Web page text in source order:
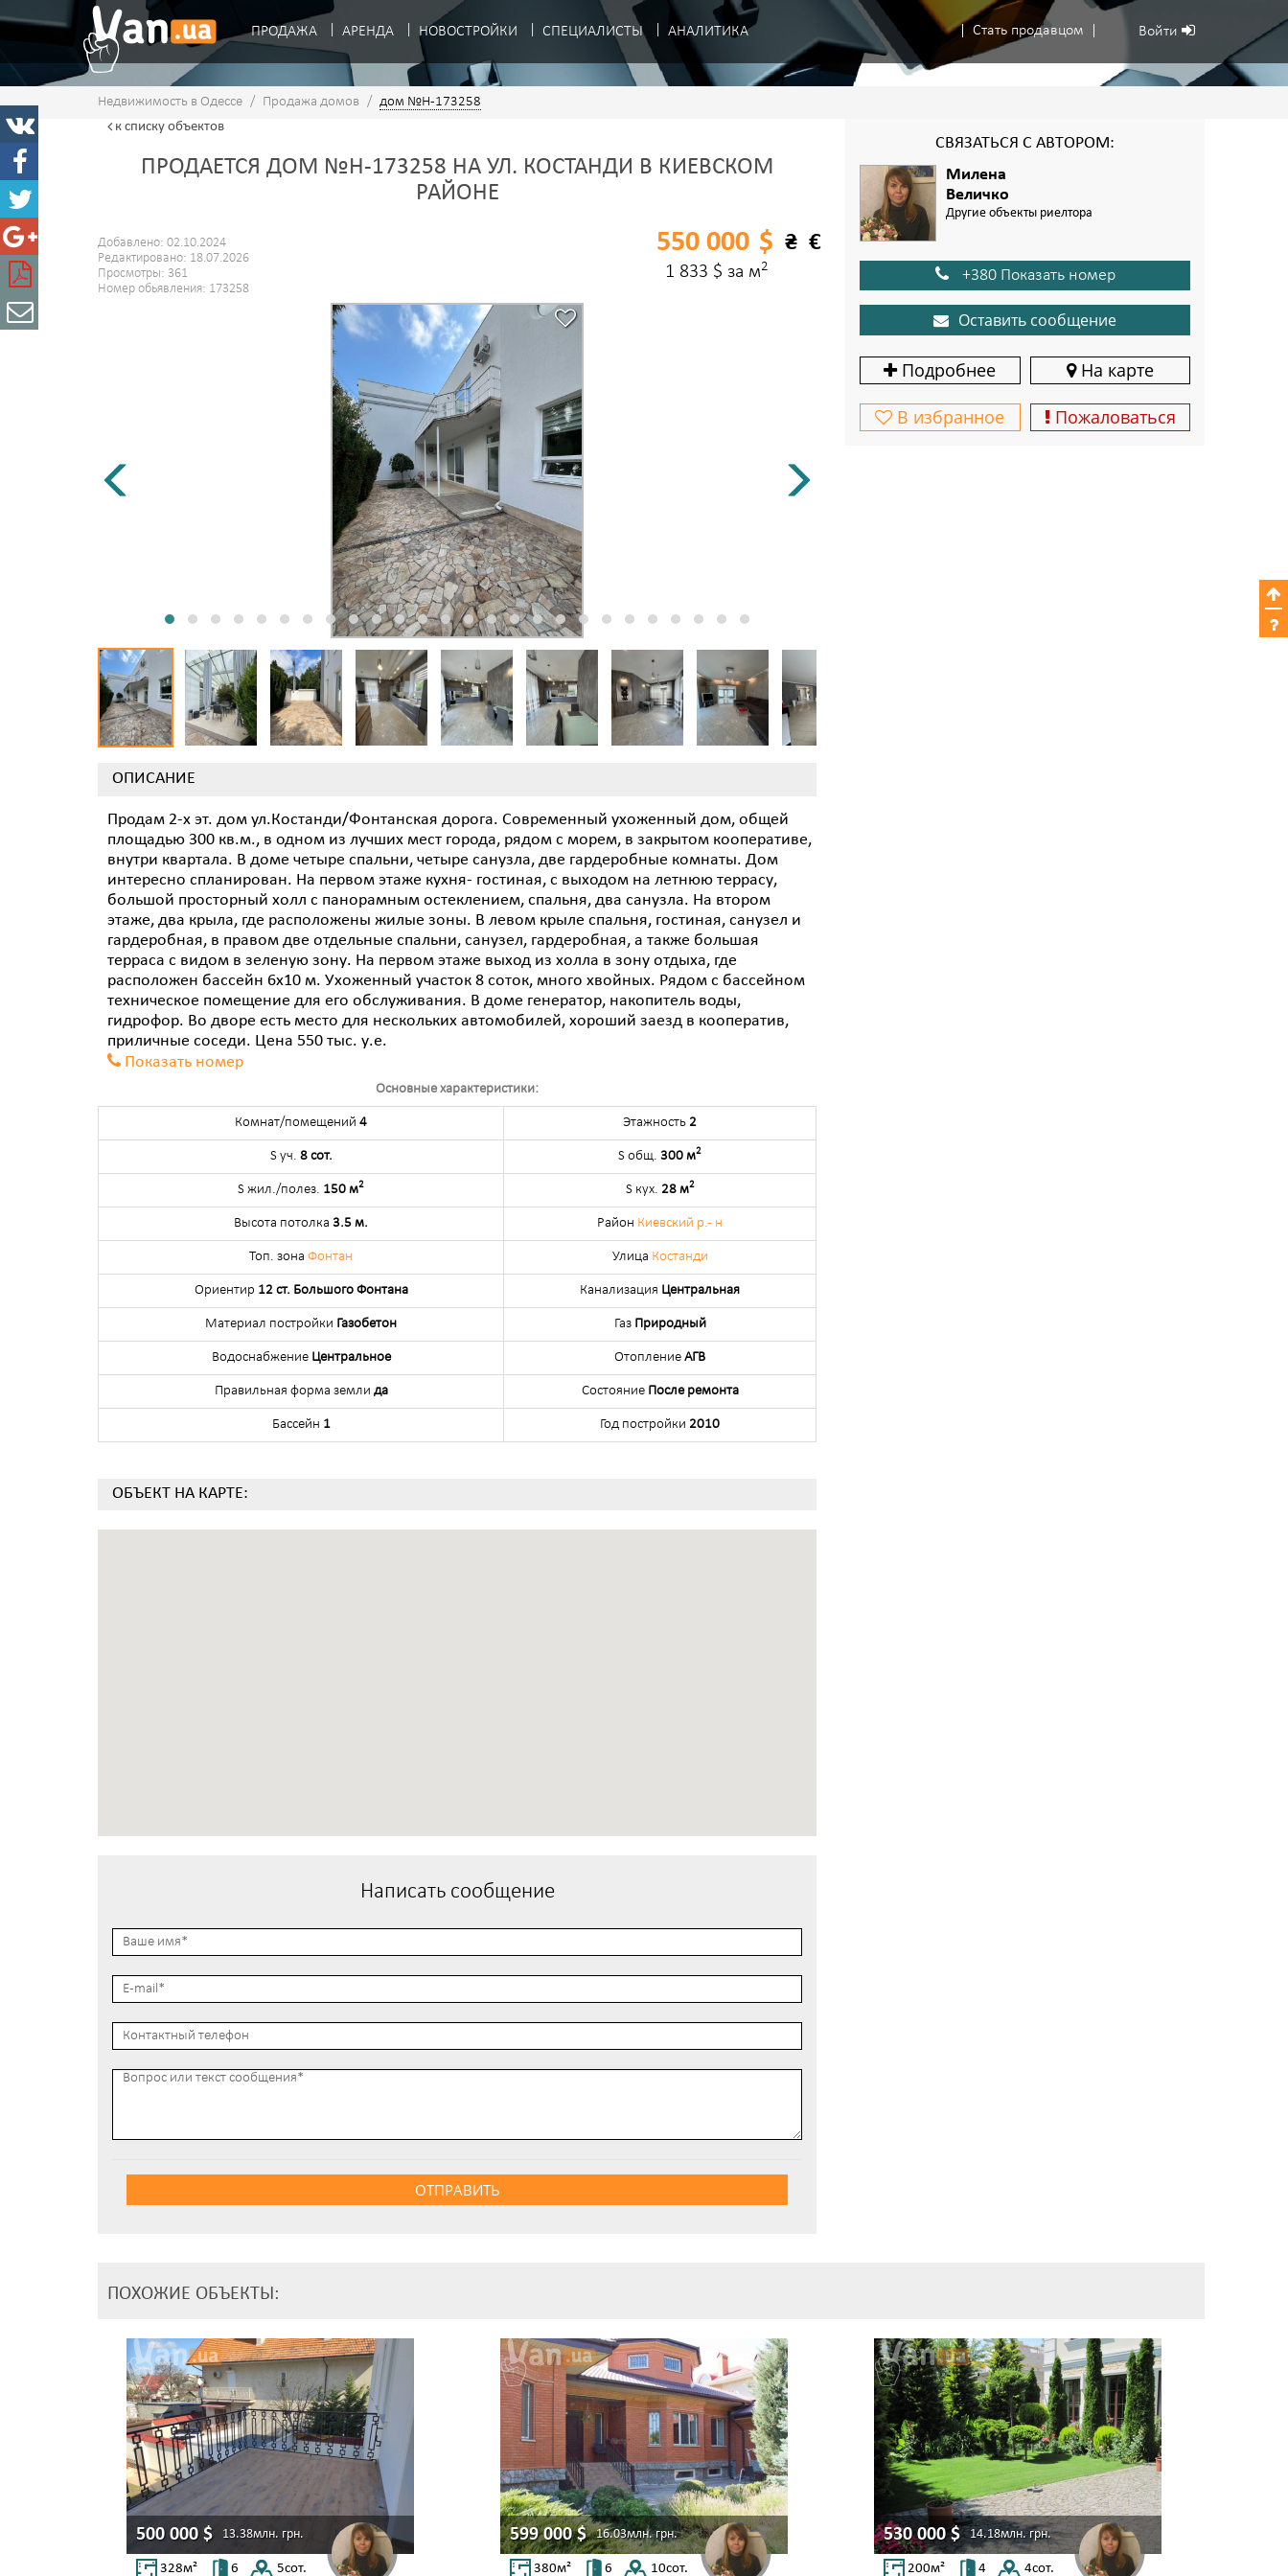
Стать продавцом Войти
ПРОДАЖА АРЕНДА НОВОСТРОЙКИ СПЕЦИАЛИСТЫ АНАЛИТИКА
Недвижимость в Одессе / Продажа домов / дом №H-173258
к спискуобъектов
ПРОДАЕТСЯ ДОМ №H-173258 НА УЛ. КОСТАНДИ В КИЕВСКОМ
РАЙОНЕ
Добавлено: 02.10.2024
Редактировано: 18.07.2026
Просмотры: 361
Номер обьявления: 173258
$ ₴ €
550 000
1 833 $ за м2
ОПИСАНИЕ
Продам 2-х эт. дом ул.Костанди/Фонтанская дорога. Современный ухоженный дом, общей
площадью 300 кв.м., в одном из лучших мест города, рядом с морем, в закрытом кооперативе,
внутри квартала. В доме четыре спальни, четыре санузла, две гардеробные комнаты. Дом
интересно спланирован. На первом этаже кухня- гостиная, с выходом на летнюю террасу,
большой просторный холл с панорамным остеклением, спальня, два санузла. На втором
этаже, два крыла, где расположены жилые зоны. В левом крыле спальня, гостиная, санузел и
гардеробная, в правом две отдельные спальни, санузел, гардеробная, а также большая
терраса с видом в зеленую зону. На первом этаже выход из холла в зону отдыха, где
расположен бассейн 6х10 м. Ухоженный участок 8 соток, много хвойных. Рядом с бассейном
техническое помещение для его обслуживания. В доме генератор, накопитель воды,
гидрофор. Во дворе есть место для нескольких автомобилей, хороший заезд в кооператив,
приличные соседи. Цена 550 тыс. у.е.
Показать номер
Основные характеристики:
Комнат/помещений 4 Этажность 2
S уч. 8 сот. S общ. 300 м2
S жил./полез. 150 м2 S кух. 28 м2
Высота потолка 3.5 м. Район Киевский р.- н
Топ. зона Фонтан Улица Костанди
Ориентир 12 ст. Большого Фонтана Канализация Центральная
Материал постройки Газобетон Газ Природный
Водоснабжение Центральное Отопление АГВ
Правильная форма земли да Состояние После ремонта
Бассейн 1 Год постройки 2010
ОБЪЕКТ НА КАРТЕ:
Написать сообщение
ОТПРАВИТЬ
СВЯЗАТЬСЯ С АВТОРОМ:
Милена
Величко
Другие объекты риелтора
+380 Показать номер
Оставить сообщение
Подробнее На карте
В избранное Пожаловаться
ПОХОЖИЕ ОБЪЕКТЫ:
500 000$ 13.38млн. грн.
328м² 6 5сот.
599 000$ 16.03млн.грн.
380м² 6 10сот.
530 000$ 14.18млн.грн.
200м² 4 4сот.